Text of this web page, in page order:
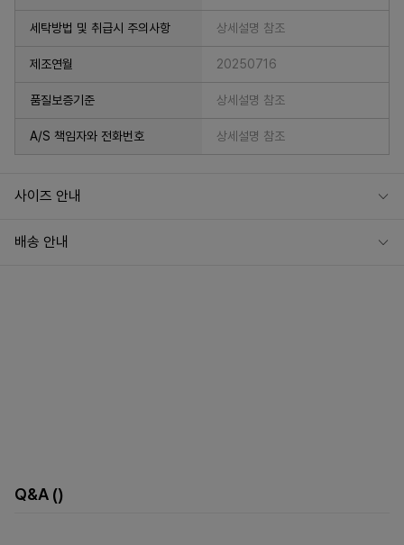
세탁방법 및 취급시 주의사항 상세설명 참조
제조연월 20250716
품질보증기준 상세설명 참조
A/S 책임자와 전화번호 상세설명 참조
사이즈 안내
배송 안내
Q&A ()